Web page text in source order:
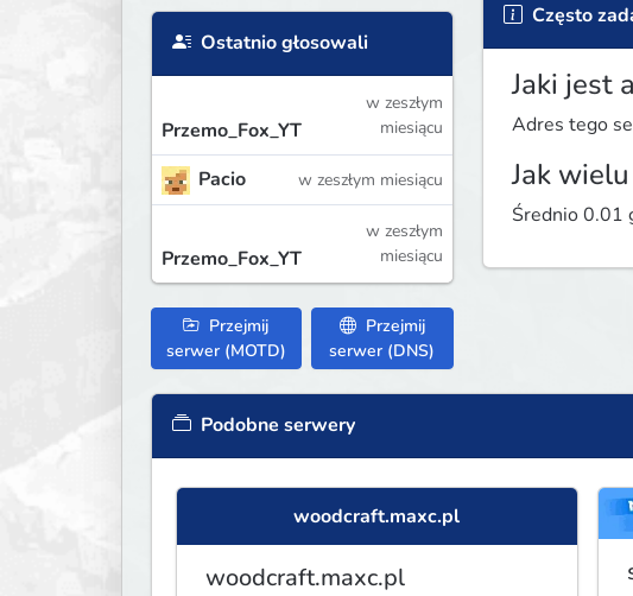
Ostatnio głosowali
Przemo_Fox_YT
w zeszłym
miesiącu
Pacio w zeszłym miesiącu
Przemo_Fox_YT
w zeszłym
miesiącu
Przejmij
serwer (MOTD)
Przejmij
serwer (DNS)
Często
Jaki jest
Adres tego
Jak
Średnio 0.01
Podobne serwery
woodcraft.maxc.pl
woodcraft.maxc.pl